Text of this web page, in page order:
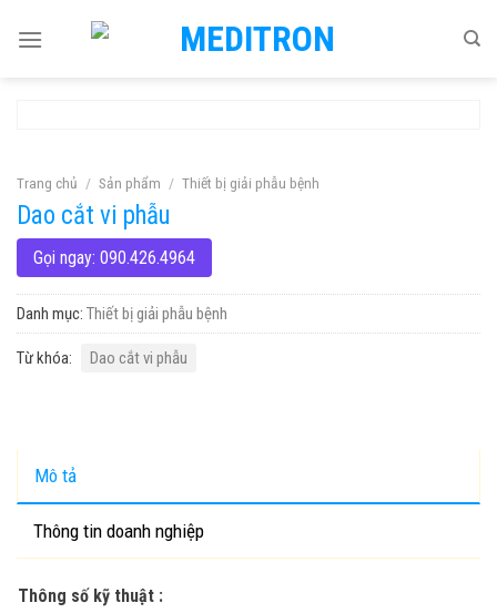
Trang chủ / Sản phẩm / Thiết bị giải phẫu bệnh
Dao cắt vi phẫu
Gọi ngay: 090.426.4964
Danh mục: Thiết bị giải phẫu bệnh
Từ khóa: Dao cắt vi phẫu
Mô tả
Thông tin doanh nghiệp
Thông số kỹ thuật :